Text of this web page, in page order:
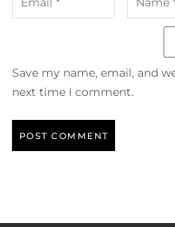
Save my name, email, and
next time I comment.